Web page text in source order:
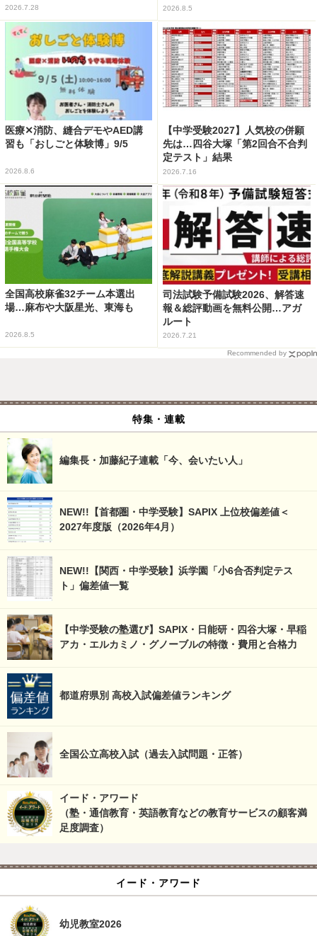
2026.7.28 2026.8.5
医療✕消防、縫合デモやAED講
習も「おしごと体験博」9/5
2026.8.6
【中学受験2027】人気校の併願
先は…四谷大塚「第2回合不合判
定テスト」結果
2026.7.16
全国高校麻雀32チーム本選出
場…麻布や大阪星光、東海も
2026.8.5
司法試験予備試験2026、解答速
報＆総評動画を無料公開…アガ
ルート
2026.7.21
Recommended by
特集・連載
編集長・加藤紀子連載「今、会いたい人」
NEW!!【首都圏・中学受験】SAPIX 上位校偏差値＜
2027年度版（2026年4月）
NEW!!【関西・中学受験】浜学園「小6合否判定テス
ト」偏差値一覧
【中学受験の塾選び】SAPIX・日能研・四谷大塚・早稲
アカ・エルカミノ・グノーブルの特徴・費用と合格力
都道府県別 高校入試偏差値ランキング
全国公立高校入試（過去入試問題・正答）
イード・アワード
（塾・通信教育・英語教育などの教育サービスの顧客満
足度調査）
イード・アワード
幼児教室2026